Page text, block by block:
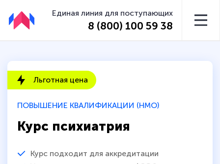
Единая линия для поступающих
8 (800) 100 59 38
ПОВЫШЕНИЕ КВАЛИФИКАЦИИ (НМО)
Курс психиатрия
Курс подходит для аккредитации
Льготная цена